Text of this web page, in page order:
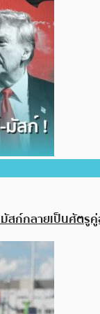
สก์กลายเป็นศัตรู